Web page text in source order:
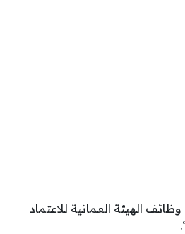
الهيئة العمانية للاعتماد